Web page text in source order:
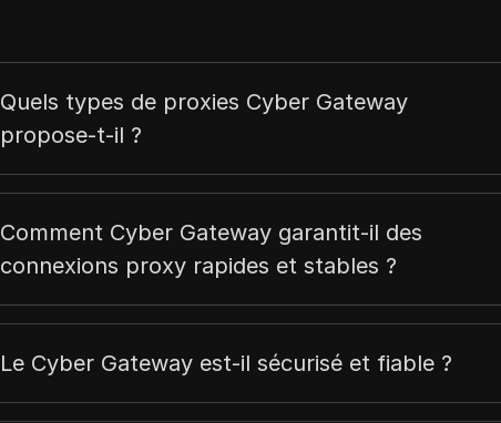
Quels types de proxies Cyber Gateway
propose-t-il ?
Comment Cyber Gateway garantit-il des
connexions proxy rapides et stables ?
Le Cyber Gateway est-il sécurisé et fiable ?